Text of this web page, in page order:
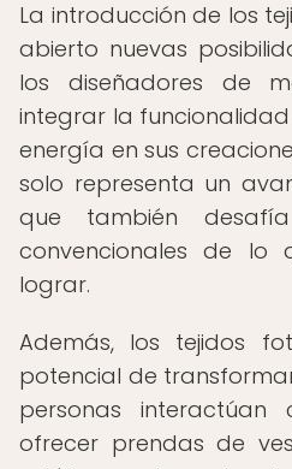
La introducción de los
abierto nuevas
los diseñadores de
integrar la
energía en sus
solo representa un
que también
convencionales de
lograr.
Además, los tejidos
potencial de
personas
ofrecer prendas de